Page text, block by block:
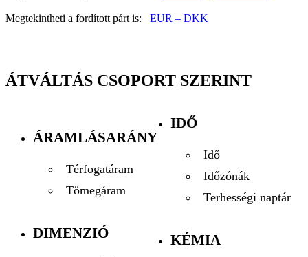
Megtekintheti a fordított párt is: EUR – DKK
ÁTVÁLTÁS CSOPORT SZERINT
ÁRAMLÁSARÁNY
Térfogatáram
Tömegáram
DIMENZIÓ
IDŐ
Idő
Időzónák
Terhességi naptár
KÉMIA